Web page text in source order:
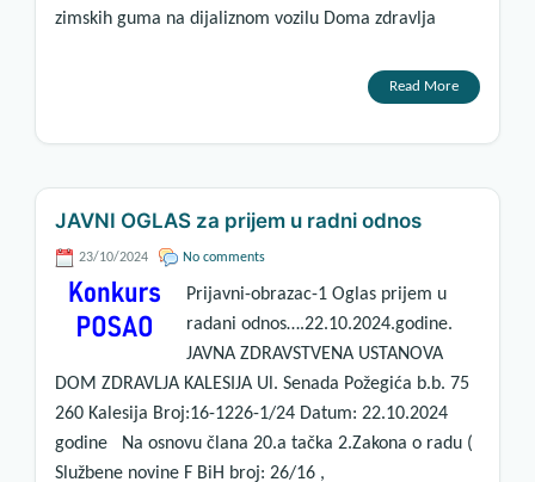
zimskih guma na dijaliznom vozilu Doma zdravlja
Read More
JAVNI OGLAS za prijem u radni odnos
23/10/2024 No comments
Prijavni-obrazac-1 Oglas prijem u
radani odnos….22.10.2024.godine.
JAVNA ZDRAVSTVENA USTANOVA
DOM ZDRAVLJA KALESIJA Ul. Senada Požegića b.b. 75
260 Kalesija Broj:16-1226-1/24 Datum: 22.10.2024
godine Na osnovu člana 20.a tačka 2.Zakona o radu (
Službene novine F BiH broj: 26/16 ,